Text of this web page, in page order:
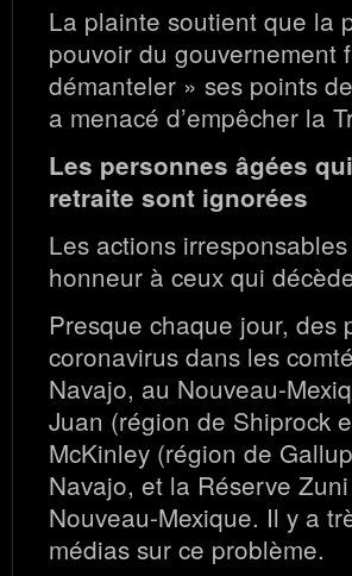
La plainte soutient que la
pouvoir du gouvernement
démanteler » ses points
a menacé d’empêcher la
Les personnes âgées
retraite sont ignorées
Les actions
honneur à ceux qui
Presque chaque jour, des
coronavirus dans les
Navajo, au Nouveau-
Juan (région de Shiprock
McKinley (région de
Navajo, et la Réserve
Nouveau-Mexique. Il y a
médias sur ce problème.